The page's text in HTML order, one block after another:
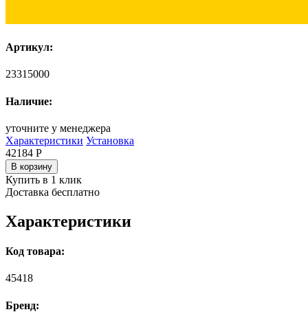
Артикул:
23315000
Наличие:
уточните у менеджера
Характеристики Установка
42184 Р
В корзину
Купить в 1 клик
Доставка бесплатно
Характеристики
Код товара:
45418
Бренд: